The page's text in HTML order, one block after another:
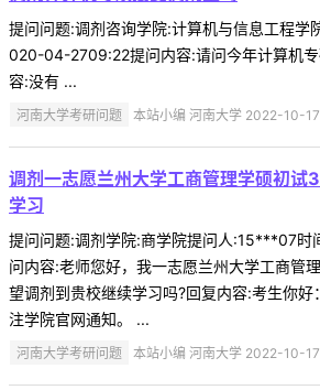
提问问题:调剂咨询学院:计算机与信息工程
020-04-2709:22提问内容:请问今年计算机
容:没有 ...
河南大学考研问题 本站小编 河南大学 2022-10-17
调剂一志愿兰州大学工商管理学硕初试
学习
提问问题:调剂学院:商学院提问人:15***07
问内容:老师您好，我一志愿兰州大学工商管
望调剂到贵校继续学习吗?回复内容:考生你好
注学院官网通知。 ...
河南大学考研问题 本站小编 河南大学 2022-10-17